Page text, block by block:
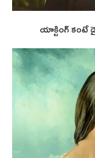
యాక్టింగ్ కంటే